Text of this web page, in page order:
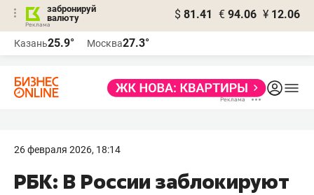
забронируй
валюту
$ 81.41 € 94.06 ¥ 12.06
Казань25.9° Москва27.3°
26 февраля 2026, 18:14
РБК: В России заблокируют